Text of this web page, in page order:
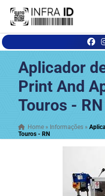
Aplicador
Print And
Touros - RN
Home » Informações »
Touros - RN